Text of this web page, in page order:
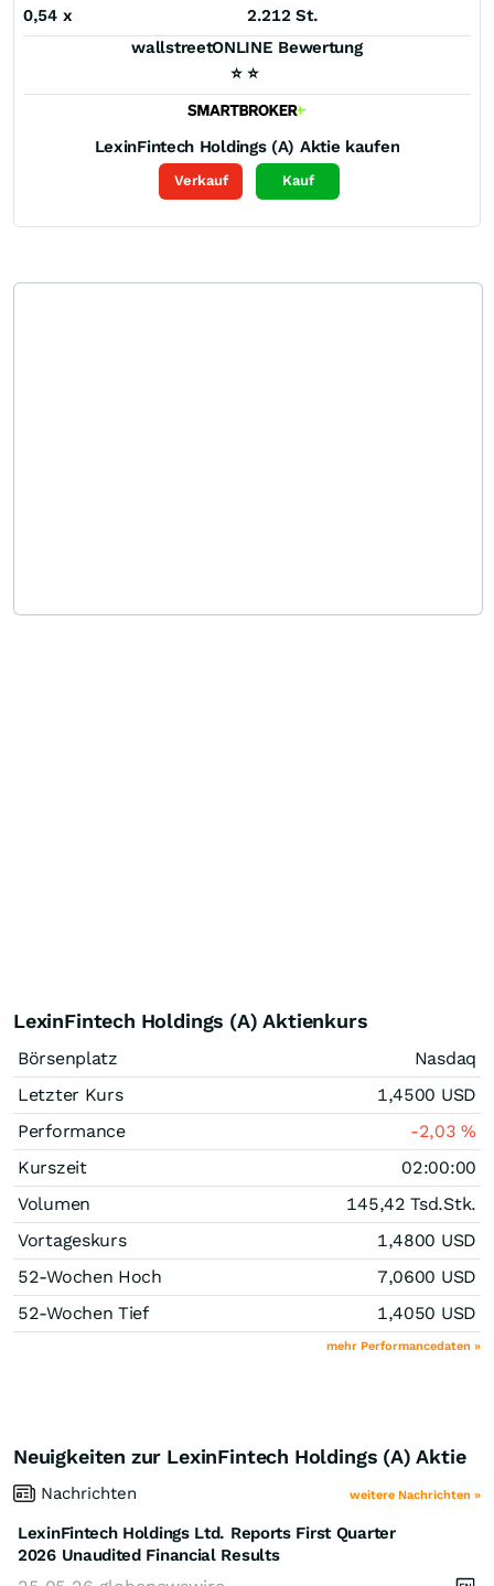
0,54 x
2.212 St.
wallstreetONLINE Bewertung
⭐ ⭐
LexinFintech Holdings (A) Aktie kaufen
Verkauf Kauf
LexinFintech Holdings (A) Aktienkurs
Börsenplatz
Nasdaq
Letzter Kurs
1,4500 USD
Performance
-2,03%
Kurszeit
02:00:00
Volumen
145,42 Tsd.Stk.
Vortageskurs
1,4800 USD
52-Wochen Hoch
7,0600 USD
52-Wochen Tief
1,4050 USD
mehr Performancedaten »
Neuigkeiten zur LexinFintech Holdings (A) Aktie
Nachrichten weitere Nachrichten »
LexinFintech Holdings Ltd. Reports First Quarter
2026 Unaudited Financial Results